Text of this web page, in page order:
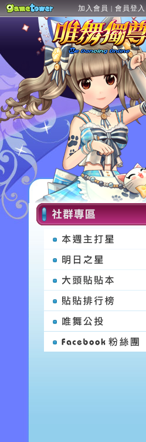
加入會員 | 會員登入